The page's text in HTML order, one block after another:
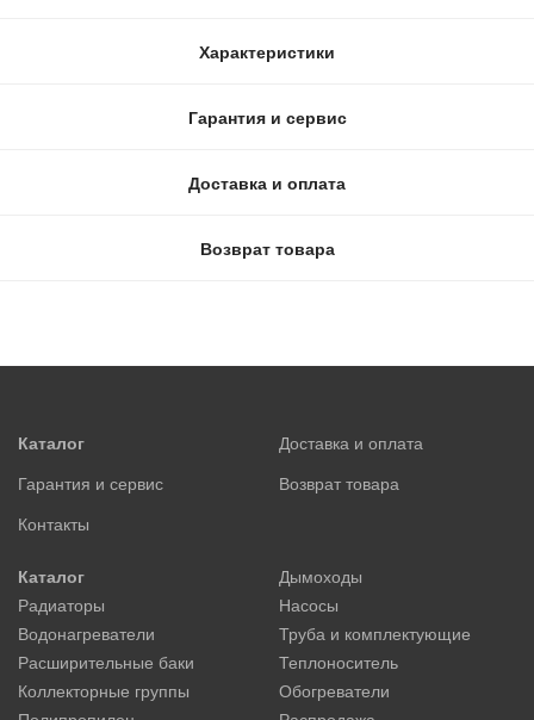
Характеристики
Гарантия и сервис
Доставка и оплата
Возврат товара
Каталог
Доставка и оплата
Гарантия и сервис
Возврат товара
Контакты
Каталог
Дымоходы
Радиаторы
Насосы
Водонагреватели
Труба и комплектующие
Расширительные баки
Теплоноситель
Коллекторные группы
Обогреватели